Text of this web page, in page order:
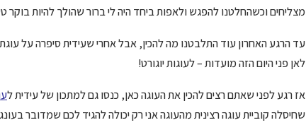
מצליחים וכשהחלטנו להפגש ולאפות ביחד היה לי ברור שהולך להיות בוקר
עד הרגע האחרון עוד התלבטנו מה להכין, אבל אחרי שעידית סיפרה על עוגת
לאן פני היום הזה מועדות – לעוגות יוגורט!
אז רגע לפני שאתם רצים להכין את העוגה כאן, כנסו גם למתכון של עידית ל
שחיסלה קוביית עוגה רצינית מהעוגה אני רק יכולה להגיד לכם שמדובר